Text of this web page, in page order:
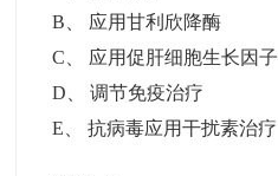
B
应用甘利欣降酶
C
应用促肝细胞生长因子
D 、调节免疫治疗
E 、抗病毒应用干扰素治疗